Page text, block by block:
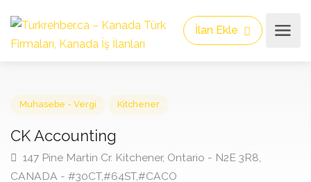
İlan Ekle
CK Accounting
147 Pine Martin Cr. Kitchener, Ontario - N2E 3R8,